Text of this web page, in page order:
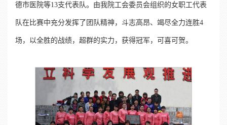
德市医院等13支代表队。由我院工会委员会组织的女职工代表
队在比赛中充分发挥了团队精神，斗志高昂、竭尽全力连胜4
场，以全胜的战绩，超群的实力，获得冠军，可喜可贺。